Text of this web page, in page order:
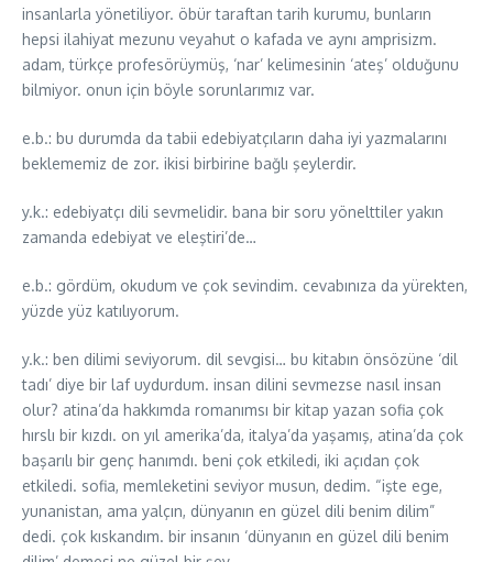
insanlarla yönetiliyor. öbür taraftan tarih kurumu, bunların
hepsi ilahiyat mezunu veyahut o kafada ve aynı amprisizm.
adam, türkçe profesörüymüş, ‘nar’ kelimesinin ‘ateş’ olduğunu
bilmiyor. onun için böyle sorunlarımız var.
e.b.: bu durumda da tabii edebiyatçıların daha iyi yazmalarını
beklememiz de zor. ikisi birbirine bağlı şeylerdir.
y.k.: edebiyatçı dili sevmelidir. bana bir soru yönelttiler yakın
zamanda edebiyat ve eleştiri’de…
e.b.: gördüm, okudum ve çok sevindim. cevabınıza da yürekten,
yüzde yüz katılıyorum.
y.k.: ben dilimi seviyorum. dil sevgisi… bu kitabın önsözüne ‘dil
tadı’ diye bir laf uydurdum. insan dilini sevmezse nasıl insan
olur? atina’da hakkımda romanımsı bir kitap yazan sofia çok
hırslı bir kızdı. on yıl amerika’da, italya’da yaşamış, atina’da çok
başarılı bir genç hanımdı. beni çok etkiledi, iki açıdan çok
etkiledi. sofia, memleketini seviyor musun, dedim. “işte ege,
yunanistan, ama yalçın, dünyanın en güzel dili benim dilim”
dedi. çok kıskandım. bir insanın ‘dünyanın en güzel dili benim